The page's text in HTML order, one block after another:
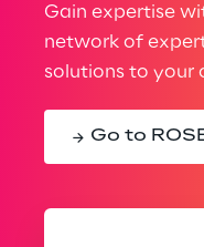
Gain expertise
network of
solutions to your
Go to